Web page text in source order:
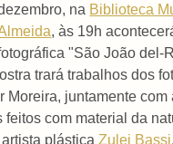
na Biblioteca
, às 19h
"São João del-
trará trabalhos dos
Moreira, juntamente
feitos com material da
plásticaZulei Bassi.